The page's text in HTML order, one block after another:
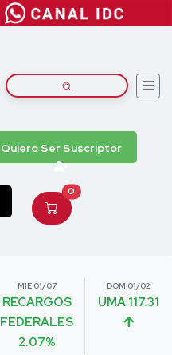
Quiero Ser Suscriptor
0
MIE 01/07
RECARGOS
FEDERALES
2.07%
DOM 01/02
UMA 117.31